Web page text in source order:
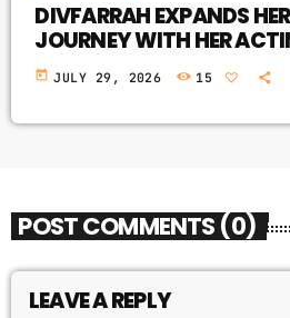
DIVFARRAH EXPANDS
JOURNEY WITH HER
today JULY 29, 2026 15
POST COMMENTS (0)
LEAVE A REPLY